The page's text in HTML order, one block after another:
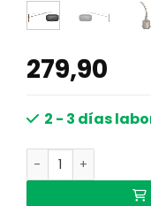
279,90
2 - 3 días
Aplique de pared